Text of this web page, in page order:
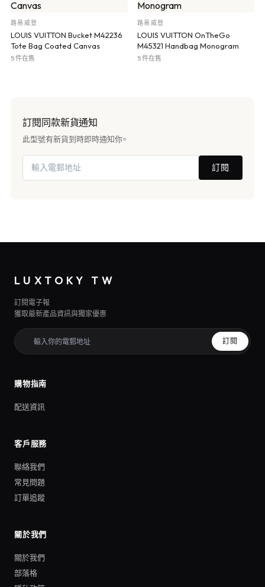
路易威登
LOUIS VUITTON Bucket M42236
Tote Bag Coated Canvas
5 件在售
路易威登
LOUIS VUITTON OnTheGo
M45321 Handbag Monogram
5 件在售
訂閱同款新貨通知
此型號有新貨到時即時通知你。
訂閱
LUXTOKY TW
訂閱電子報
獲取最新產品資訊與獨家優惠
訂閱
購物指南
配送資訊
客戶服務
聯絡我們
常見問題
訂單追蹤
關於我們
關於我們
部落格